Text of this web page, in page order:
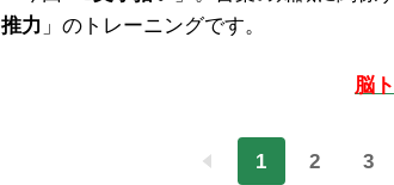
推力 」のトレーニングです。
脳
1 2 3